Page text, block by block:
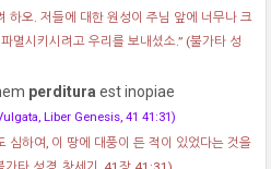
하오. 저들에 대한 원성이 주님 앞에 너무나 크
멸시키시려고 우리를 보내셨소.” (불가타 성
perditura est inopiae
Liber Genesis, 41 41:31)
심하여, 이 땅에 대풍이 든 적이 있었다는 것을